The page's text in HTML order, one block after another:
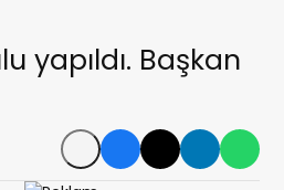
yapıldı. Başkan